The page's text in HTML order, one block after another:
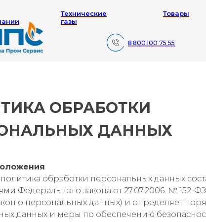
8 800 100 75 55
Технические
газы
Товары
ОБРАБОТКИ
ДАННЫХ
обработки персональных данных
Федерального закона от 27.07.2006. № 152-
о персональных данных) и определяет
данных и меры по обеспечению